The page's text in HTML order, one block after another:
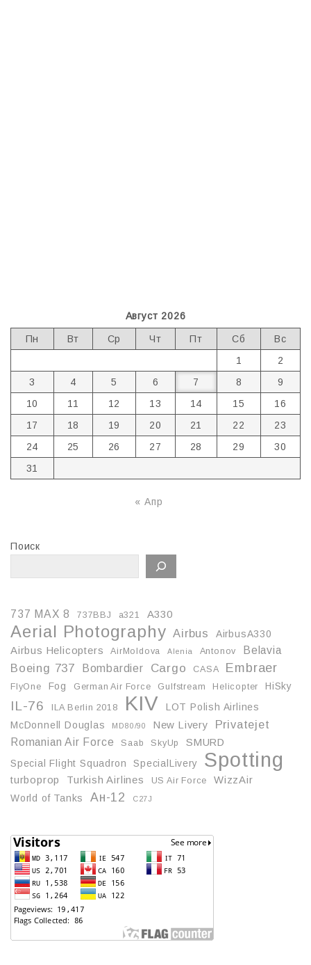
Август 2026
Пн Вт Ср Чт Пт Сб
Вс
1
2
3
4 5 6 7 8
9
10
11 12 13 14 15
16
17
18 19 20 21 22
23
24
25 26 27 28 29
30
31
« Апр
Поиск
737 MAX 8 737BBJ a321 A330
Aerial Photography Airbus
AirbusA330
Airbus Helicopters
AirMoldova Alenia Antonov Belavia
Boeing 737 Bombardier Cargo CASA Embraer
FlyOne Fog German Air Force Gulfstream Helicopter HiSky
IL-76 ILA Berlin 2018 KIV
LOT Polish Airlines
McDonnell Douglas
MD80/90 New Livery Privatejet
Romanian Air Force Saab SkyUp
SMURD
Special Flight Squadron
SpecialLivery Spotting
turboprop Turkish Airlines US Air Force
WizzAir
World of Tanks
Ан-12 С27J